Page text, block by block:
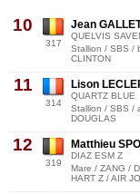
10
317
Jean
QUELVIS
Stallion / SBS /
CLINTON
11
314
Lison
QUARTZ BLUE
Stallion / SBS /
DOUGLAS
12
319
Matthieu
DIAZ ESM Z
Mare / ZANG /
HART Z / AIR